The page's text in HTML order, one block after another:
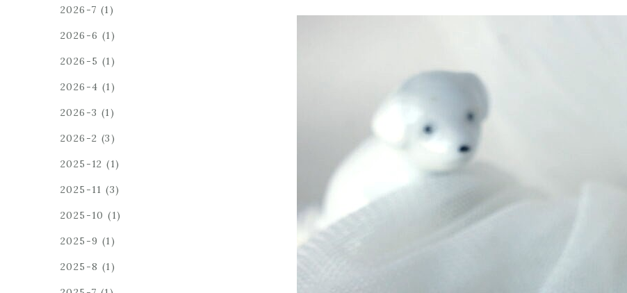
2026-7 (1)
2026-6 (1)
2026-5 (1)
2026-4 (1)
2026-3 (1)
2026-2 (3)
2025-12 (1)
2025-11 (3)
2025-10 (1)
2025-9 (1)
2025-8 (1)